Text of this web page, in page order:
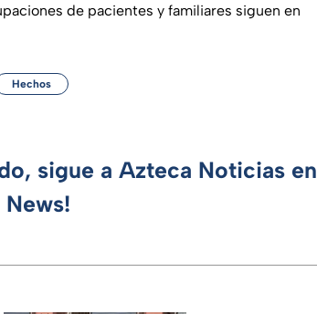
de pacientes y familiares siguen en
Hechos
sigue a Azteca Noticias en